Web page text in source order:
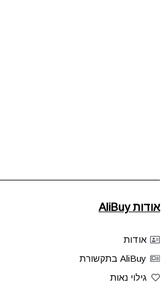
אודות AliBuy
אודות
AliBuy בתקשורת
גילוי נאות